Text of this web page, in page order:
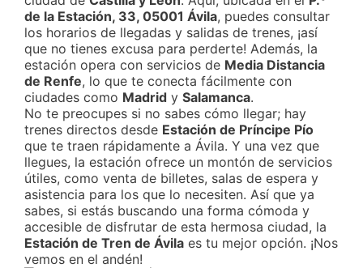
de la Estación, 33, 05001 Ávila, puedes consultar
los horarios de llegadas y salidas de trenes, ¡así
que no tienes excusa para perderte! Además, la
estación opera con servicios de Media Distancia
de Renfe, lo que te conecta fácilmente con
ciudades como Madrid y Salamanca.
No te preocupes si no sabes cómo llegar; hay
trenes directos desde Estación de Príncipe Pío
que te traen rápidamente a Ávila. Y una vez que
llegues, la estación ofrece un montón de servicios
útiles, como venta de billetes, salas de espera y
asistencia para los que lo necesiten. Así que ya
sabes, si estás buscando una forma cómoda y
accesible de disfrutar de esta hermosa ciudad, la
Estación de Tren de Ávila es tu mejor opción. ¡Nos
vemos en el andén!